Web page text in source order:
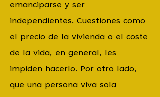
emanciparse y ser
independientes. Cuestiones como
el precio de la vivienda o el coste
de la vida, en general, les
impiden hacerlo. Por otro lado,
que una persona viva sola